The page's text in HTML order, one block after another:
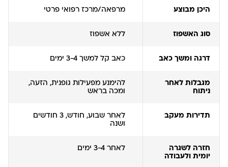
היכן מבוצע מרפאה/מרכז רפואי פרטי
סוג האשפוז ללא אשפוז
דרגה ומשך כאב כאב קל למשך 3-4 ימים
מגבלות לאחר
ניתוח
להימנע מפעילות גופנית, הזעה,
ומכה בראש
תדירות מעקב
לאחר שבוע, חודש, 3 חודשים
ושנה
חזרה לשגרה
יומית ולעבודה
לאחר 3-4 ימים